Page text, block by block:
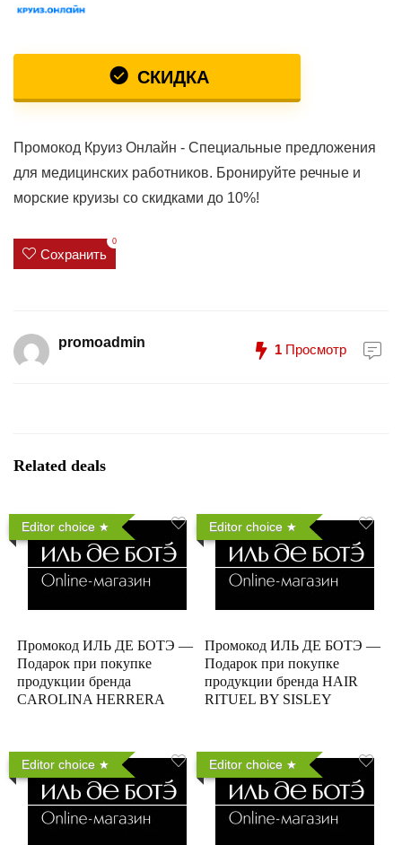
СКИДКА
Промокод Круиз Онлайн - Специальные предложения
для медицинских работников. Бронируйте речные и
морские круизы со скидками до 10%!
Сохранить
0
promoadmin 1 Просмотр
Related deals
Editor choice
Промокод ИЛЬ ДЕ БОТЭ —
Подарок при покупке
продукции бренда
CAROLINA HERRERA
Editor choice
Промокод ИЛЬ ДЕ БОТЭ —
Подарок при покупке
продукции бренда HAIR
RITUEL BY SISLEY
Editor choice Editor choice